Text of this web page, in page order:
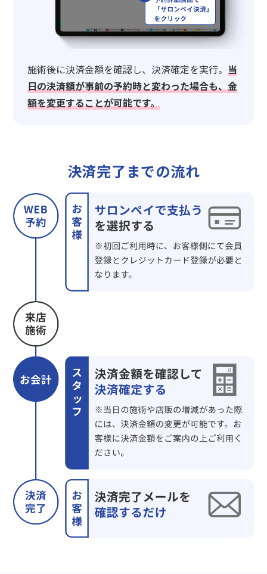
施術後に決済金額を確認し、決済確定を実行。当
日の決済額が事前の予約時と変わった場合も、金
額を変更することが可能です。
決済完了までの流れ